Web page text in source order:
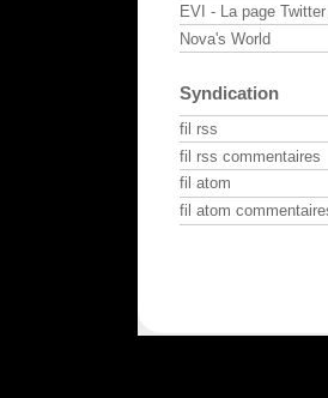
EVI - La page
Nova's World
Syndication
fil rss
fil rss commentaires
fil atom
fil atom